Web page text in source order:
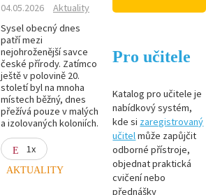
04.05.2026
Aktuality
Sysel obecný dnes
patří mezi
nejohroženější savce
české přírody. Zatímco
ještě v polovině 20.
století byl na mnoha
místech běžný, dnes
přežívá pouze v malých
a izolovaných koloniích.
1x
AKTUALITY
Pro učitele
Katalog pro učitele je
nabídkový systém,
kde si zaregistrovaný
učitelmůže zapůjčit
odborné přístroje,
objednat praktická
cvičení nebo
přednášky